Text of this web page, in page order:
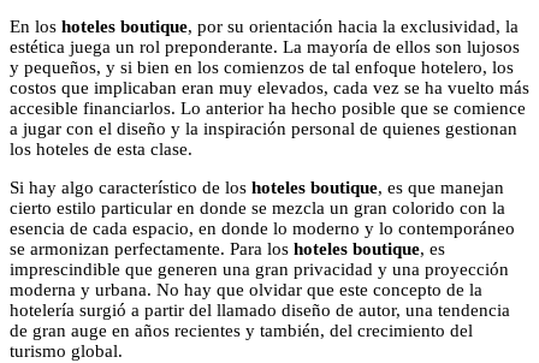
En los hoteles boutique, por su orientación hacia la exclusividad, la
estética juega un rol preponderante. La mayoría de ellos son lujosos
y pequeños, y si bien en los comienzos de tal enfoque hotelero, los
costos que implicaban eran muy elevados, cada vez se ha vuelto más
accesible financiarlos. Lo anterior ha hecho posible que se comience
a jugar con el diseño y la inspiración personal de quienes gestionan
los hoteles de esta clase.
Si hay algo característico de los hoteles boutique, es que manejan
cierto estilo particular en donde se mezcla un gran colorido con la
esencia de cada espacio, en donde lo moderno y lo contemporáneo
se armonizan perfectamente. Para los hoteles boutique, es
imprescindible que generen una gran privacidad y una proyección
moderna y urbana. No hay que olvidar que este concepto de la
hotelería surgió a partir del llamado diseño de autor, una tendencia
de gran auge en años recientes y también, del crecimiento del
turismo global.